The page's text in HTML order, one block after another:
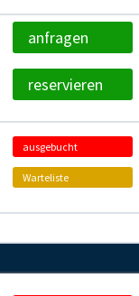
anfragen
reservieren
ausgebucht
Warteliste